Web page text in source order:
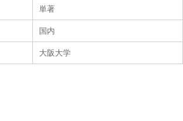
単著
国内
大阪大学